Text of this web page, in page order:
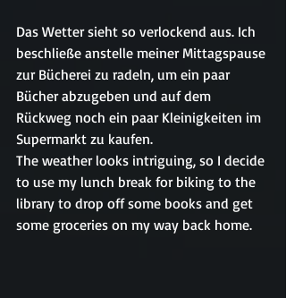
Das Wetter sieht so verlockend aus. Ich
beschließe anstelle meiner Mittagspause
zur Bücherei zu radeln, um ein paar
Bücher abzugeben und auf dem
Rückweg noch ein paar Kleinigkeiten im
Supermarkt zu kaufen.
The weather looks intriguing, so I decide
to use my lunch break for biking to the
library to drop off some books and get
some groceries on my way back home.